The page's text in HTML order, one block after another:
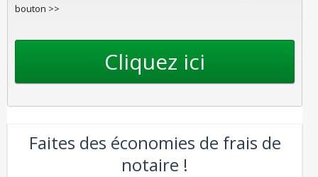
bouton >>
Faites des économies de frais de
notaire !